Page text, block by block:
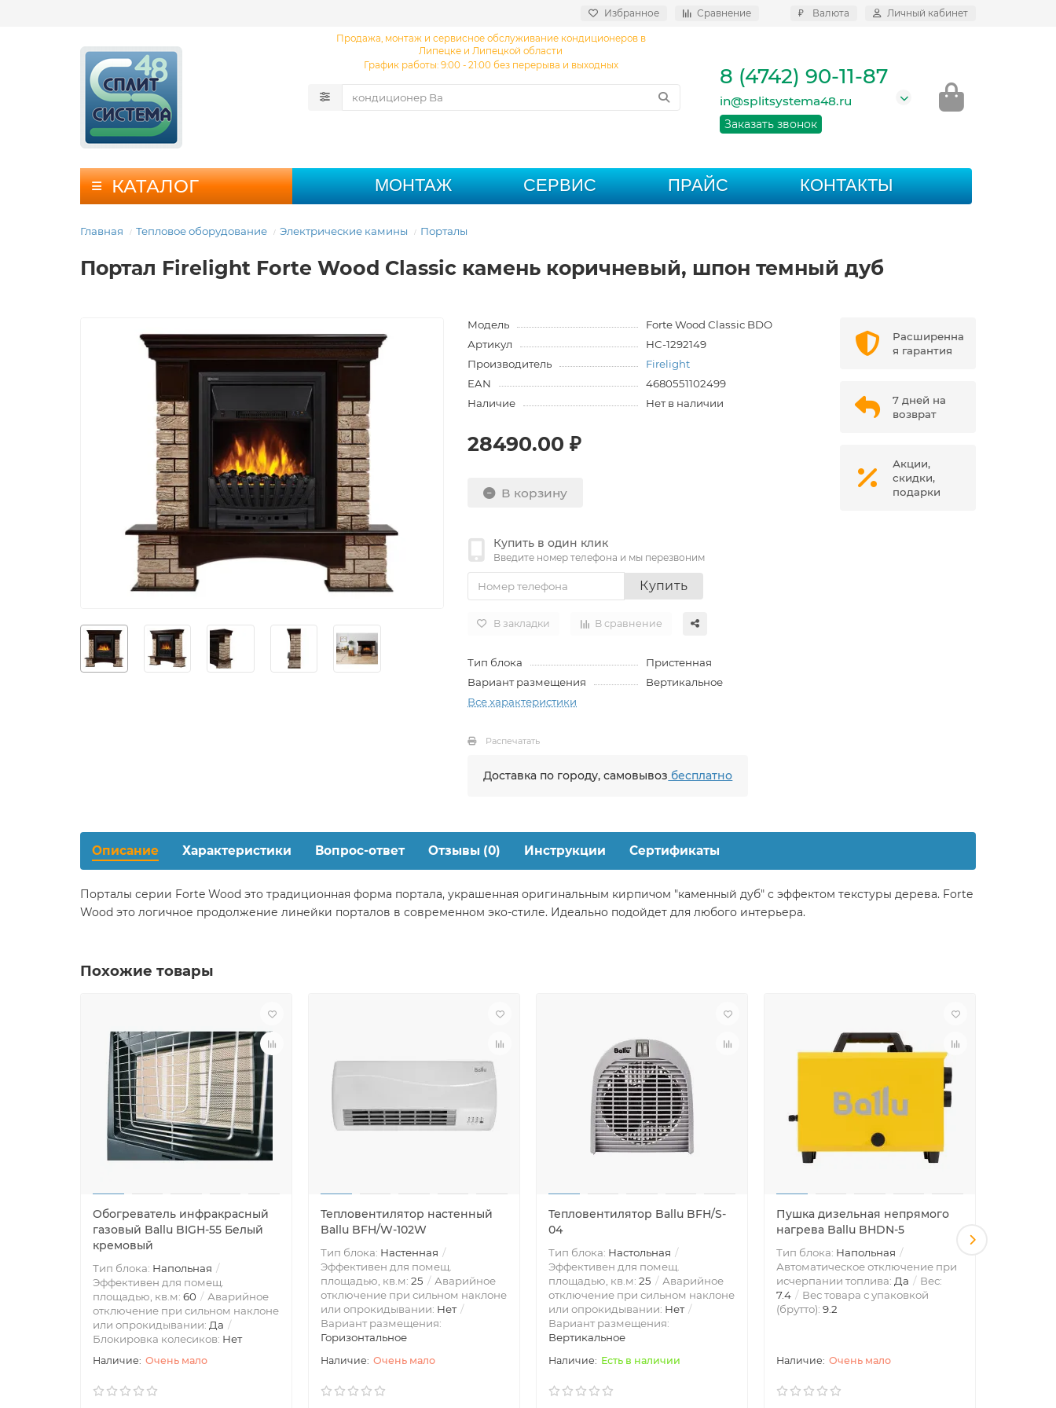
Избранное Сравнение ₽ Валюта Личный кабинет
Продажа, монтаж и сервисное обслуживание кондиционеров в
Липецке и Липецкой области
График работы: 9:00 - 21:00 без перерыва и выходных
8 (4742) 90-11-87
in@splitsystema48.ru
Заказать звонок
КАТАЛОГ МОНТАЖ СЕРВИС ПРАЙС КОНТАКТЫ
Главная Тепловое оборудование Электрические камины Порталы
Портал Firelight Forte Wood Classic камень коричневый, шпон темный дуб
Модель
Forte Wood Classic BDO
Артикул
НС-1292149
Производитель
Firelight
EAN
4680551102499
Наличие
Нет в наличии
28490.00 ₽
В корзину
Купить в один клик
Введите номер телефона и мы перезвоним
Купить
В закладки В сравнение
Тип блока
Пристенная
Вариант размещения
Вертикальное
Все характеристики
Распечатать
Доставка по городу, самовывоз бесплатно
Расширенна
я гарантия
7 дней на
возврат
Акции,
скидки,
подарки
Описание Характеристики Вопрос-ответ Отзывы (0) Инструкции Сертификаты
Порталы серии Forte Wood это традиционная форма портала, украшенная оригинальным кирпичом "каменный дуб" с эффектом текстуры дерева. Forte
Wood это логичное продолжение линейки порталов в современном эко-стиле. Идеально подойдет для любого интерьера.
Похожие товары
Обогреватель инфракрасный
газовый Ballu BIGH-55 Белый
кремовый
Тип блока: Напольная
Эффективен для помещ.
площадью, кв.м: 60
Аварийное
отключение при сильном наклоне
или опрокидывании: Да
Блокировка колесиков: Нет
Очень мало
Тепловентилятор настенный
Ballu BFH/W-102W
Тип блока: Настенная
Эффективен для помещ.
площадью, кв.м: 25
Аварийное
отключение при сильном наклоне
или опрокидывании: Нет
Вариант размещения:
Горизонтальное
Очень мало
Тепловентилятор Ballu BFH/S-
04
Тип блока: Настольная
Эффективен для помещ.
площадью, кв.м: 25
Аварийное
отключение при сильном наклоне
или опрокидывании: Нет
Вариант размещения:
Вертикальное
Есть в наличии
Пушка дизельная непрямого
нагрева Ballu BHDN-5
Тип блока: Напольная
Автоматическое отключение при
исчерпании топлива: Да
Вес:
7.4
Вес товара с упаковкой
(брутто): 9.2
Очень мало